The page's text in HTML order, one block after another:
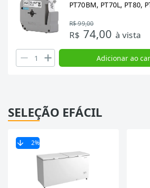
PT70BM, PT70L, PT80,
R$ 99,00
R$ 74,00 à vista
Adicionar ao
SELEÇÃO EFÁCIL
2%